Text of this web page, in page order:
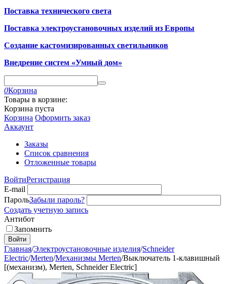
Поставка технического света
Поставка электроустановочных изделий из Европы
Создание кастомизированных светильников
Внедрение систем «Умный дом»
0Корзина
Товары в корзине:
Корзина пуста
Корзина Оформить заказ
Аккаунт
Заказы
Список сравнения
Отложенные товары
ВойтиРегистрация
E-mail
ПарольЗабыли пароль?
Создать учетную запись
Антибот
Запомнить
Войти
Главная/Электроустановочные изделия/Schneider
Electric/Merten/Механизмы Merten/Выключатель 1-клавишный
[(механизм), Merten, Schneider Electric]